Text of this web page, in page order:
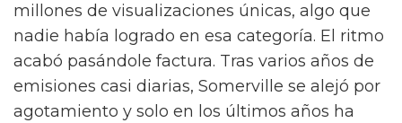
millones de visualizaciones únicas, algo que
nadie había logrado en esa categoría. El ritmo
acabó pasándole factura. Tras varios años de
emisiones casi diarias, Somerville se alejó por
agotamiento y solo en los últimos años ha